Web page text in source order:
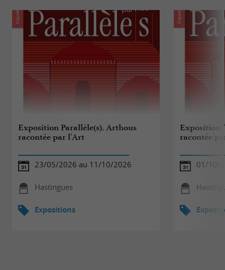
Exposition Parallèle(s). Arthous
racontée par l'Art
23/05/2026 au 11/10/2026
Hastingues
Expositions
Exposition
racontée
01/10/